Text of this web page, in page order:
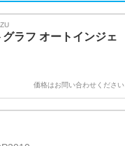
ラフ オートインジェ
価格はお問い合わせください